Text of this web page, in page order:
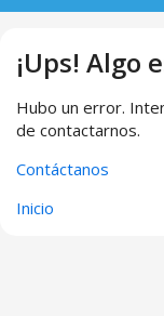
¡Ups! Algo
Hubo un error.
de contactarnos.
Contáctanos
Inicio